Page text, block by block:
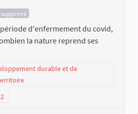
d'enfermement du covid,
la nature reprend ses
durable et de